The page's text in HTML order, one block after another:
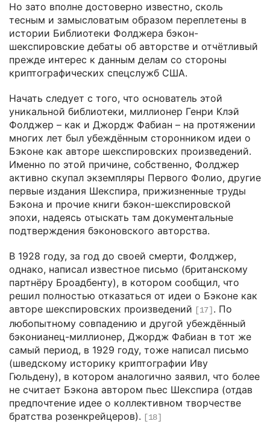
Но зато вполне достоверно известно, сколь
тесным и замысловатым образом переплетены в
истории Библиотеки Фолджера бэкон-
шекспировские дебаты об авторстве и отчётливый
прежде интерес к данным делам со стороны
криптографических спецслужб США.
Начать следует с того, что основатель этой
уникальной библиотеки, миллионер Генри Клэй
Фолджер – как и Джордж Фабиан – на протяжении
многих лет был убеждённым сторонником идеи о
Бэконе как авторе шекспировских произведений.
Именно по этой причине, собственно, Фолджер
активно скупал экземпляры Первого Фолио, другие
первые издания Шекспира, прижизненные труды
Бэкона и прочие книги бэкон-шекспировской
эпохи, надеясь отыскать там документальные
подтверждения бэконовского авторства.
В 1928 году, за год до своей смерти, Фолджер,
однако, написал известное письмо (британскому
партнёру Броадбенту), в котором сообщил, что
решил полностью отказаться от идеи о Бэконе как
авторе шекспировских произведений [17] . По
любопытному совпадению и другой убеждённый
бэконианец-миллионер, Джордж Фабиан в тот же
самый период, в 1929 году, тоже написал письмо
(шведскому историку криптографии Иву
Гюльдену), в котором аналогично заявил, что более
не считает Бэкона автором пьес Шекспира (отдав
предпочтение идее о коллективном творчестве
братства розенкрейцеров). [18]